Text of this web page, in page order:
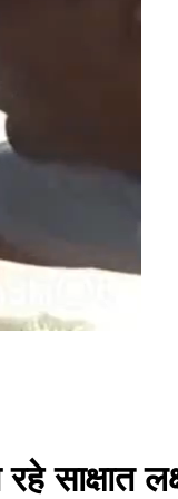
साक्षात